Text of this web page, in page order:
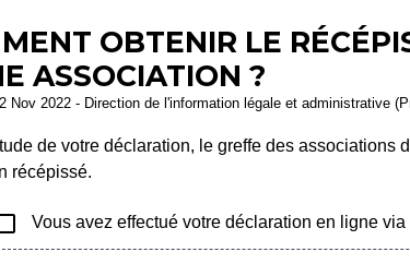
OBTENIR LE
ASSOCIATION ?
Nov 2022 - Direction de l'information légale et administrative
de votre déclaration, le greffe des associations
récépissé.
Vous avez effectué votre déclaration en ligne